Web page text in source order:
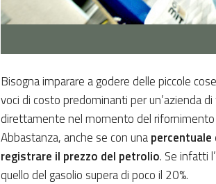
Bisogna imparare a godere delle piccole
voci di costo predominanti per un’azienda
direttamente nel momento del
Abbastanza, anche se con una
registrare il prezzo del petrolio. Se infatti
quello del gasolio supera di poco il 20%.